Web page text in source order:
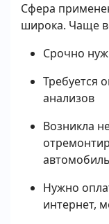
Сфера
широка. Чаще
Срочно
Требуется
анализов
Возникла
автомобиль
Нужно
интернет,